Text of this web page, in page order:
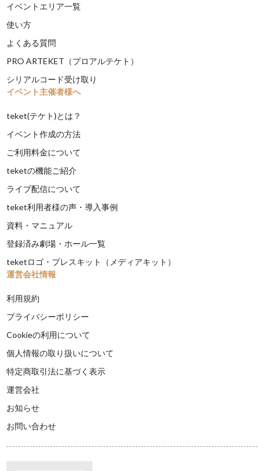
イベントエリア一覧
使い方
よくある質問
PRO ARTEKET（プロアルテケト）
シリアルコード受け取り
イベント主催者様へ
teket(テケト)とは？
イベント作成の方法
ご利用料金について
teketの機能ご紹介
ライブ配信について
teket利用者様の声・導入事例
資料・マニュアル
登録済み劇場・ホール一覧
teketロゴ・プレスキット（メディアキット）
運営会社情報
利用規約
プライバシーポリシー
Cookieの利用について
個人情報の取り扱いについて
特定商取引法に基づく表示
運営会社
お知らせ
お問い合わせ